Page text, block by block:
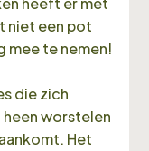
niet een pot
mee te nemen!
die zich
worstelen
Het